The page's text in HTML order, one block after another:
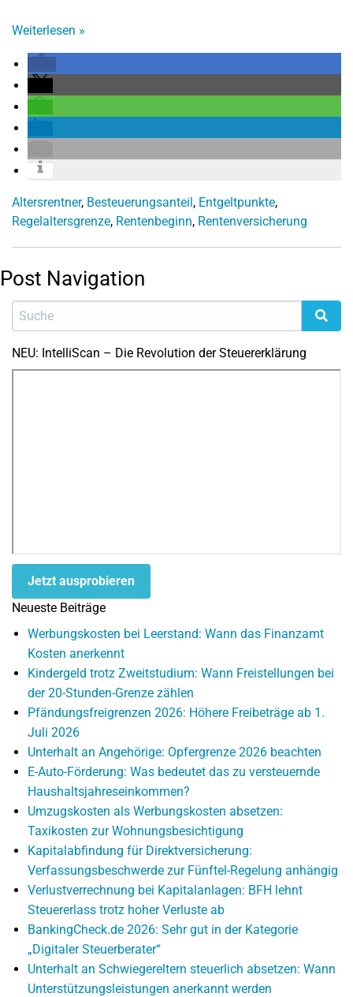
Weiterlesen »
Altersrentner, Besteuerungsanteil, Entgeltpunkte,
Regelaltersgrenze, Rentenbeginn, Rentenversicherung
Post Navigation
NEU: IntelliScan – Die Revolution der Steuererklärung
Jetzt ausprobieren
Neueste Beiträge
Werbungskosten bei Leerstand: Wann das Finanzamt
Kosten anerkennt
Kindergeld trotz Zweitstudium: Wann Freistellungen bei
der 20-Stunden-Grenze zählen
Pfändungsfreigrenzen 2026: Höhere Freibeträge ab 1.
Juli 2026
Unterhalt an Angehörige: Opfergrenze 2026 beachten
E-Auto-Förderung: Was bedeutet das zu versteuernde
Haushaltsjahreseinkommen?
Umzugskosten als Werbungskosten absetzen:
Taxikosten zur Wohnungsbesichtigung
Kapitalabfindung für Direktversicherung:
Verfassungsbeschwerde zur Fünftel-Regelung anhängig
Verlustverrechnung bei Kapitalanlagen: BFH lehnt
Steuererlass trotz hoher Verluste ab
BankingCheck.de 2026: Sehr gut in der Kategorie
„Digitaler Steuerberater“
Unterhalt an Schwiegereltern steuerlich absetzen: Wann
Unterstützungsleistungen anerkannt werden